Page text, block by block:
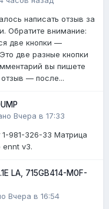
написать отзыв за
Обратите внимание:
две кнопки —
две разные кнопки
вы пишете
— после...
Вчера в 17:33
1-981-326-33 Матрица
ennt v3.
LA, 715GB414-M0F-
Вчера в 16:54